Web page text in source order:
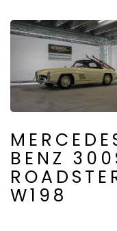
BENZ
W198